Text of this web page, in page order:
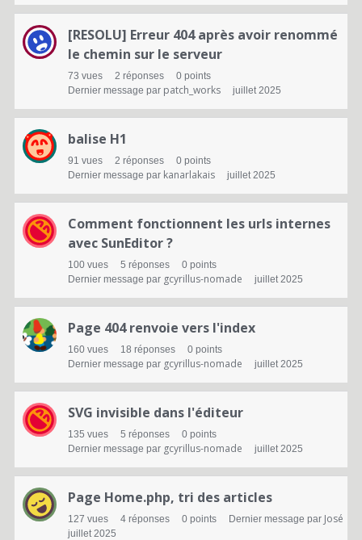
[RESOLU] Erreur 404 après avoir renommé
le chemin sur le serveur
73 vues 2 réponses 0 points
Dernier message par patch_works juillet 2025
balise H1
91 vues 2 réponses 0 points
Dernier message par kanarlakais juillet 2025
Comment fonctionnent les urls internes
avec SunEditor ?
100 vues 5 réponses 0 points
Dernier message par gcyrillus-nomade juillet 2025
Page 404 renvoie vers l'index
160 vues 18 réponses 0 points
Dernier message par gcyrillus-nomade juillet 2025
SVG invisible dans l'éditeur
135 vues 5 réponses 0 points
Dernier message par gcyrillus-nomade juillet 2025
Page Home.php, tri des articles
127 vues 4 réponses 0 points Dernier message par José
juillet 2025